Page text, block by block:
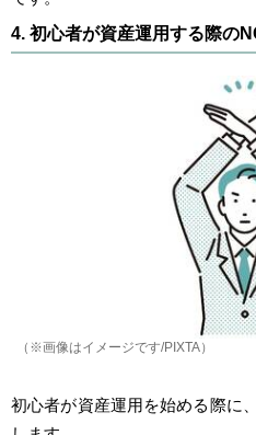
4. 初心者が資産運用する際の
（※画像はイメージです/PIXTA）
初心者が資産運用を始める際に